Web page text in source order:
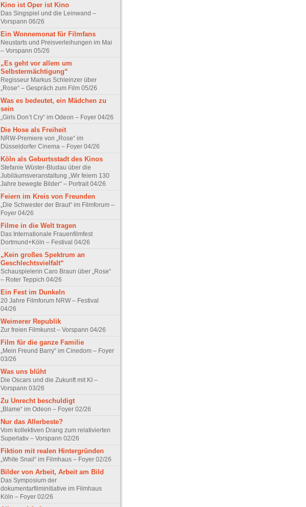
Kino ist Oper ist Kino
Das Singspiel und die Leinwand –
Vorspann 06/26
Ein Wonnemonat für Filmfans
Neustarts und Preisverleihungen im Mai
– Vorspann 05/26
„Es geht vor allem um
Selbstermächtigung“
Regisseur Markus Schleinzer über
„Rose“ – Gespräch zum Film 05/26
Was es bedeutet, ein Mädchen zu
sein
„Girls Don’t Cry“ im Odeon – Foyer 04/26
Die Hose als Freiheit
NRW-Premiere von „Rose“ im
Düsseldorfer Cinema – Foyer 04/26
Köln als Geburtsstadt des Kinos
Stefanie Wüster-Bludau über die
Jubiläumsveranstaltung „Wir feiern 130
Jahre bewegte Bilder“ – Portrait 04/26
Feiern im Kreis von Freunden
„Die Schwester der Braut“ im Filmforum –
Foyer 04/26
Filme in die Welt tragen
Das Internationale Frauenfilmfest
Dortmund+Köln – Festival 04/26
„Kein großes Spektrum an
Geschlechtsvielfalt“
Schauspielerin Caro Braun über „Rose“
– Roter Teppich 04/26
Ein Fest im Dunkeln
20 Jahre Filmforum NRW – Festival
04/26
Weimerer Republik
Zur freien Filmkunst – Vorspann 04/26
Film für die ganze Familie
„Mein Freund Barry“ im Cinedom – Foyer
03/26
Was uns blüht
Die Oscars und die Zukunft mit KI –
Vorspann 03/26
Zu Unrecht beschuldigt
„Blame“ im Odeon – Foyer 02/26
Nur das Allerbeste?
Vom kollektiven Drang zum relativierten
Superlativ – Vorspann 02/26
Fiktion mit realen Hintergründen
„White Snail“ im Filmhaus – Foyer 02/26
Bilder von Arbeit, Arbeit am Bild
Das Symposium der
dokumentarfilminitiative im Filmhaus
Köln – Foyer 02/26